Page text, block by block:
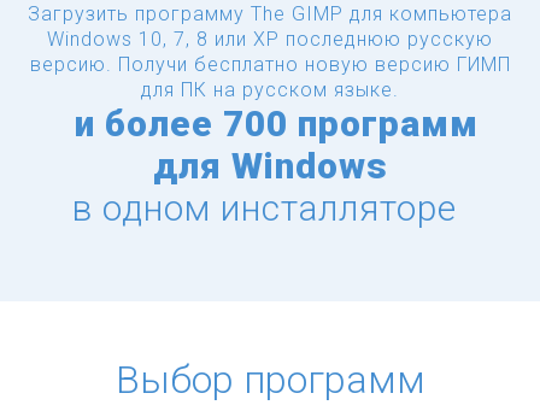
Загрузить программу The GIMP для компьютера
Windows 10, 7, 8 или XP последнюю русскую
версию.
Получи бесплатно новую версию ГИМП
для ПК на русском языке.
и более 700 программ
для Windows
в одном инсталляторе
Выбор программ